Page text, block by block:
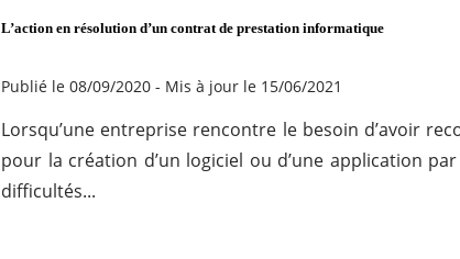
L’action en résolution d’un contrat de prestation informatique
Publié le 08/09/2020- Mis à jour le 15/06/2021
Lorsqu’une entreprise rencontre le besoin d’avoir
pour la création d’un logiciel ou d’une application
difficultés...